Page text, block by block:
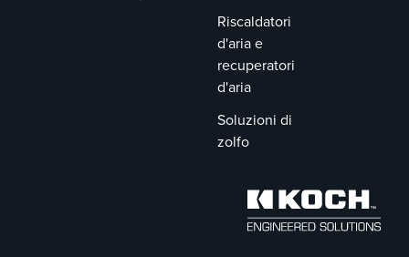
Riscaldatori
d'aria e
recuperatori
d'aria
Soluzioni di
zolfo